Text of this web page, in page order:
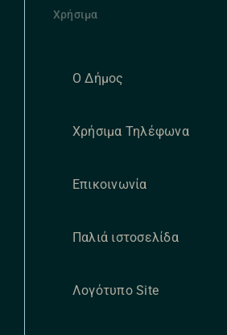
Χρήσιμα
Ο Δήμος
Χρήσιμα Τηλέφωνα
Επικοινωνία
Παλιά ιστοσελίδα
Λογότυπο Site